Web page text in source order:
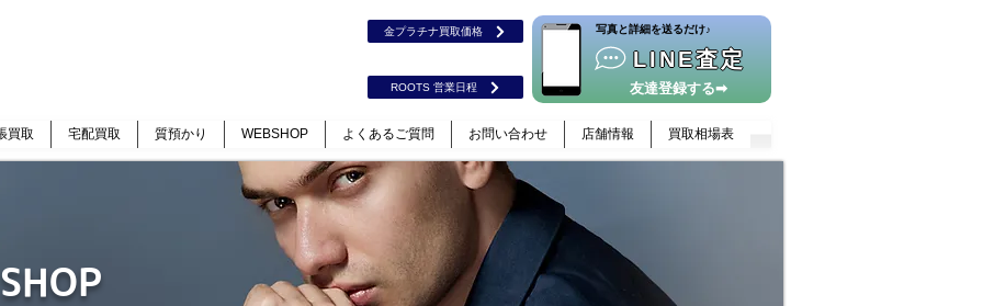
金プラチナ買取価格
ROOTS 営業日程
LINE査定
​写真と詳細を送るだけ♪
友達登録する➡
買取 宅配買取 質預かり WEBSHOP よくあるご質問 お問い合わせ 店舗情報 買取相場表